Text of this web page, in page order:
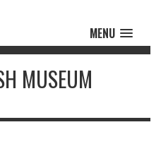
MENU
MUSEUM